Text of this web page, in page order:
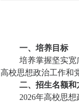
一、培养目标
培养掌握坚实
高校思想政治工作和
二、招生名额和
2026年高校思想